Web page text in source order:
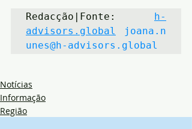
Redacção|Fonte:
h-
advisors.global
joana.n
unes@h-advisors.global
Notícias
Informação
Região